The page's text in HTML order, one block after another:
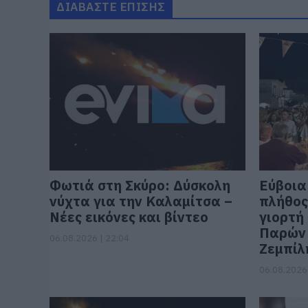
ΔΙΑΒΑΣΤΕ ΕΠΙΣΗΣ
Φωτιά στη Σκύρο: Δύσκολη
νύχτα για την Καλαμίτσα –
Νέες εικόνες και βίντεο
Παρών